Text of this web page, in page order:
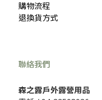
購物流程
退換貨方式
聯絡我們
森之露戶外露營用品